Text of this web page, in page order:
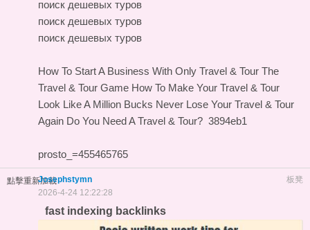
поиск дешевых туров
поиск дешевых туров
поиск дешевых туров
How To Start A Business With Only Travel & Tour The
Travel & Tour Game How To Make Your Travel & Tour
Look Like A Million Bucks Never Lose Your Travel & Tour
Again Do You Need A Travel & Tour? 3894eb1
prosto_=455465765
點擊重新加載 板凳
Josephstymn
2026-4-24 12:22:28
fast indexing backlinks